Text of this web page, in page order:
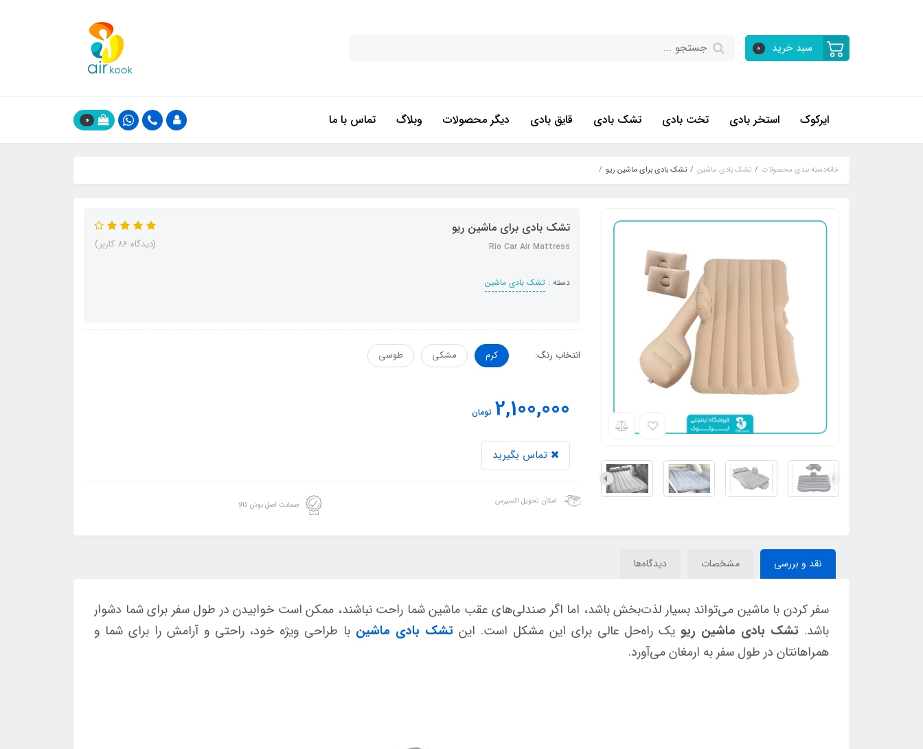
سبد خرید 0
ایرکوک استخر بادی تخت بادی تشک بادی قایق بادی دیگر محصولات وبلاگ تماس با ما 0
خانهدسته بندی محصولات تشک بادی ماشین تشک بادی برای ماشین ریو
تشک بادی برای ماشین ریو
Rio Car Air Mattress
دسته : تشک بادی ماشین
(دیدگاه 86 کاربر)
انتخاب رنگ: کرم مشکی طوسی
2,100,000 تومان
تماس بگیرید
امکان تحویل اکسپرس ضمانت اصل بودن کالا
نقد و بررسی مشخصات دیدگاه‌ها
سفر کردن با ماشین می‌تواند بسیار لذت‌بخش باشد، اما اگر صندلی‌های عقب ماشین شما راحت نباشند، ممکن است خوابیدن در طول سفر برای شما دشوار
باشد. تشک بادی ماشین ریو یک راه‌حل عالی برای این مشکل است. این تشک بادی ماشین با طراحی ویژه خود، راحتی و آرامش را برای شما و
همراهانتان در طول سفر به ارمغان می‌آورد.